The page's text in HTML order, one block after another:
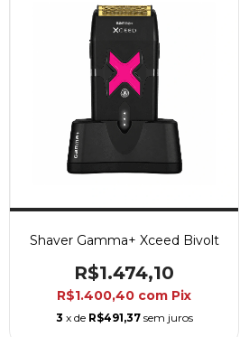
Shaver Gamma+ Xceed Bivolt
R$1.474,10
R$1.400,40 com Pix
3 x de R$491,37 sem juros